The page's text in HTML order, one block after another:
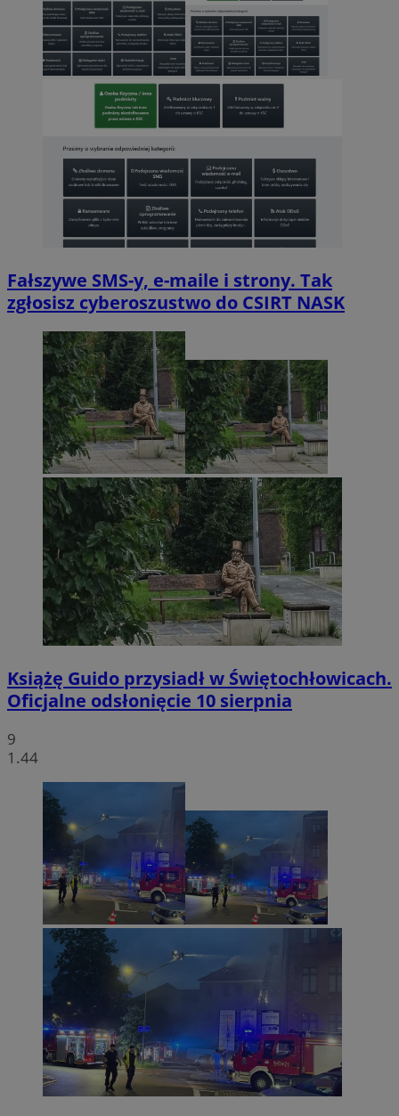
Fałszywe SMS-y, e-maile i strony. Tak
zgłosisz cyberoszustwo do CSIRT NASK
Książę Guido przysiadł w Świętochłowicach.
Oficjalne odsłonięcie 10 sierpnia
9
1.44